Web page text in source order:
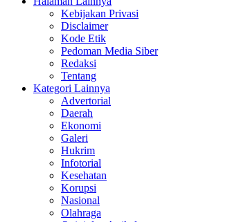
Kebijakan Privasi
Disclaimer
Kode Etik
Pedoman Media Siber
Redaksi
Tentang
Kategori Lainnya
Advertorial
Daerah
Ekonomi
Galeri
Hukrim
Infotorial
Kesehatan
Korupsi
Nasional
Olahraga